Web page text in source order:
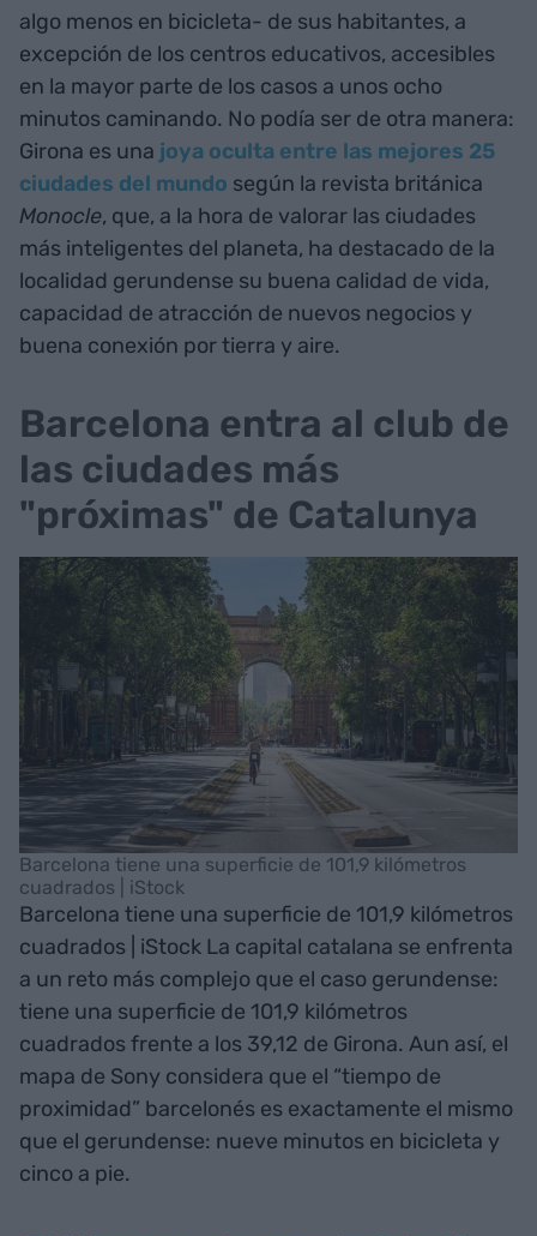
algo menos en bicicleta- de sus habitantes, a
excepción de los centros educativos, accesibles
en la mayor parte de los casos a unos ocho
minutos caminando. No podía ser de otra manera:
Girona es una joya oculta entre las mejores 25
ciudades del mundo según la revista británica
Monocle, que, a la hora de valorar las ciudades
más inteligentes del planeta, ha destacado de la
localidad gerundense su buena calidad de vida,
capacidad de atracción de nuevos negocios y
buena conexión por tierra y aire.
Barcelona entra al club de
las ciudades más
"próximas" de Catalunya
Barcelona tiene una superficie de 101,9 kilómetros
cuadrados | iStock
Barcelona tiene una superficie de 101,9 kilómetros
cuadrados | iStock La capital catalana se enfrenta
a un reto más complejo que el caso gerundense:
tiene una superficie de 101,9 kilómetros
cuadrados frente a los 39,12 de Girona. Aun así, el
mapa de Sony considera que el “tiempo de
proximidad” barcelonés es exactamente el mismo
que el gerundense: nueve minutos en bicicleta y
cinco a pie.